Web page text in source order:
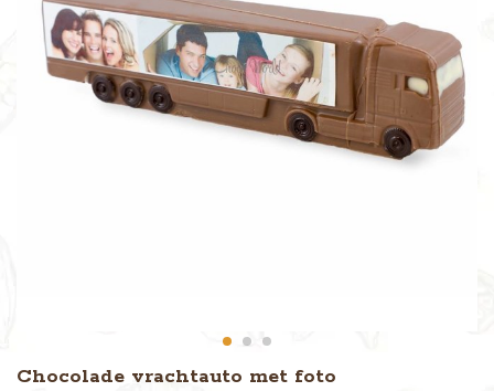
Chocolade vrachtauto met foto